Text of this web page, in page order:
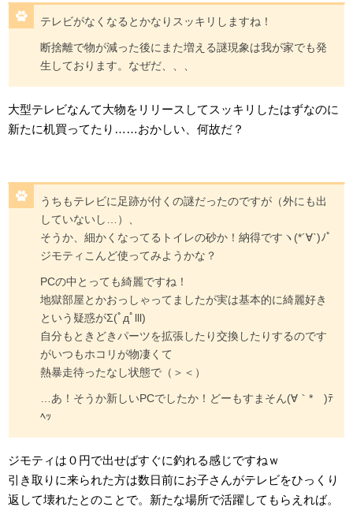
テレビがなくなるとかなりスッキリしますね！
断捨離で物が減った後にまた増える謎現象は我が家でも発
生しております。なぜだ、、、
大型テレビなんて大物をリリースしてスッキリしたはずなのに
新たに机買ってたり……おかしい、何故だ？
うちもテレビに足跡が付くの謎だったのですが（外にも出
していないし…）、
そうか、細かくなってるトイレの砂か！納得ですヽ(*´∀`)ﾉﾟ
ジモティこんど使ってみようかな？
PCの中とっても綺麗ですね！
地獄部屋とかおっしゃってましたが実は基本的に綺麗好き
という疑惑がΣ(ﾟдﾟlll)
自分もときどきパーツを拡張したり交換したりするのです
がいつもホコリが物凄くて
熱暴走待ったなし状態で（＞＜）
…あ！そうか新しいPCでしたか！どーもすまそん(∀｀*ゞ)ﾃ
ﾍｯ
ジモティは０円で出せばすぐに釣れる感じですねｗ
引き取りに来られた方は数日前にお子さんがテレビをひっくり
返して壊れたとのことで。新たな場所で活躍してもらえれば。